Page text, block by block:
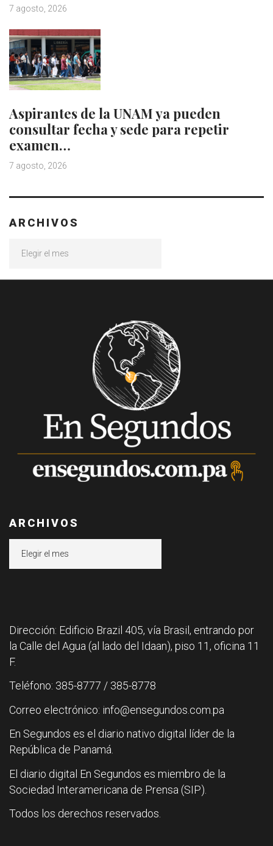
7 agosto, 2026
Aspirantes de la UNAM ya pueden
consultar fecha y sede para repetir
examen…
7 agosto, 2026
ARCHIVOS
ARCHIVOS
Dirección: Edificio Brazil 405, vía Brasil, entrando por
la Calle del Agua (al lado del Idaan), piso 11, oficina 11
F.
Teléfono: 385-8777 / 385-8778
Correo electrónico: info@ensegundos.com.pa
En Segundos es el diario nativo digital líder de la
República de Panamá.
El diario digital En Segundos es miembro de la
Sociedad Interamericana de Prensa (SIP).
Todos los derechos reservados.